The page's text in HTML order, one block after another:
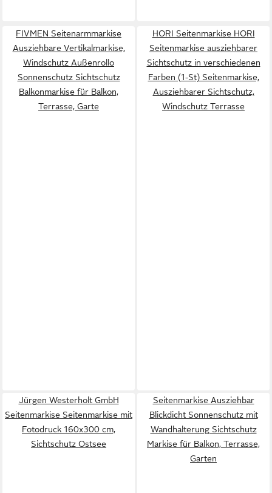
FIVMEN Seitenarmmarkise
Ausziehbare Vertikalmarkise,
Windschutz Außenrollo
Sonnenschutz Sichtschutz
Balkonmarkise für Balkon,
Terrasse, Garte
HORI Seitenmarkise HORI
Seitenmarkise ausziehbarer
Sichtschutz in verschiedenen
Farben (1-St) Seitenmarkise,
Ausziehbarer Sichtschutz,
Windschutz Terrasse
Jürgen Westerholt GmbH
Seitenmarkise Seitenmarkise mit
Fotodruck 160x300 cm,
Sichtschutz Ostsee
Seitenmarkise Ausziehbar
Blickdicht Sonnenschutz mit
Wandhalterung Sichtschutz
Markise für Balkon, Terrasse,
Garten